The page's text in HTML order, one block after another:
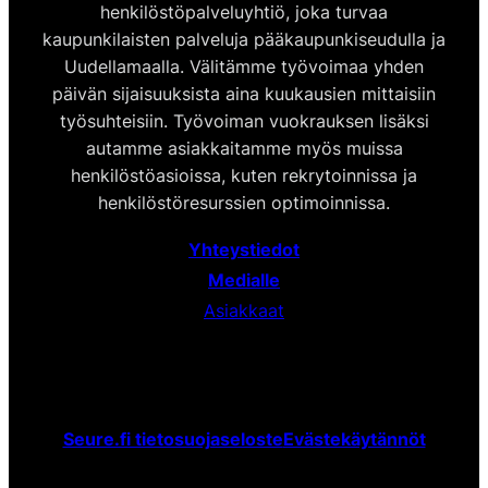
henkilöstöpalveluyhtiö, joka turvaa
kaupunkilaisten palveluja pääkaupunkiseudulla ja
Uudellamaalla. Välitämme työvoimaa yhden
päivän sijaisuuksista aina kuukausien mittaisiin
työsuhteisiin. Työvoiman vuokrauksen lisäksi
autamme asiakkaitamme myös muissa
henkilöstöasioissa, kuten rekrytoinnissa ja
henkilöstöresurssien optimoinnissa.
Yhteystiedot
Medialle
Asiakkaat
Seure.fi tietosuojaselosteEvästekäytännöt